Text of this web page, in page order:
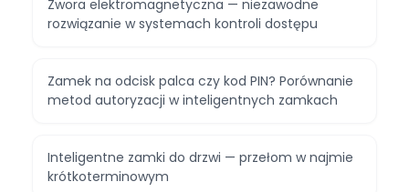
Zwora elektromagnetyczna — niezawodne
rozwiązanie w systemach kontroli dostępu
Zamek na odcisk palca czy kod PIN? Porównanie
metod autoryzacji w inteligentnych zamkach
Inteligentne zamki do drzwi — przełom w najmie
krótkoterminowym